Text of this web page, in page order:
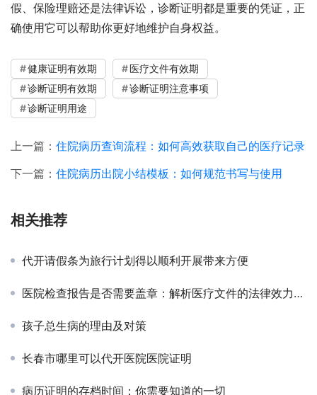
假、保险理赔还是法律诉讼，诊断证明都是重要的凭证，正
确使用它可以帮助你更好地维护自身权益。
健康证明有效期
医疗文件有效期
诊断证明有效期
诊断证明注意事项
诊断证明用途
上一篇： 住院病历查询流程：如何高效获取自己的医疗记录
下一篇： 住院病历出院小结模板：如何规范书写与使用
相关推荐
代开请假条为旅行计划得以顺利开展带来方便
医院检查报告是否需要盖章：解析医疗文件的法律效力与使用场景
孩子总生病的理由及对策
长春市哪里可以代开医院医院证明
病历证明的存档时间：你需要知道的一切